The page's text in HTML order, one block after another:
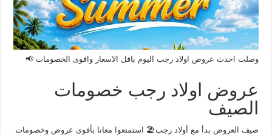
وصلت احدث عروض اولاد رجب اليوم باقل الاسعار واقوى الخصومات 📢
عروض اولاد رجب خصومات
الصيف
صيف العروض بدأ مع أولاد رجب🏖️ استمتعوا معانا بأقوى عروض وخصومات